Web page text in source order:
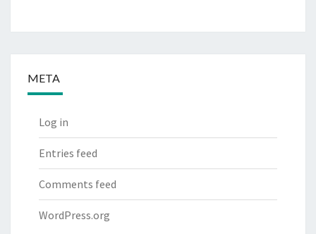
META
Log in
Entries feed
Comments feed
WordPress.org